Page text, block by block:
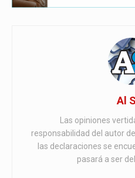
Al
Las opiniones
responsabilidad del autor
las declaraciones se
pasará a ser